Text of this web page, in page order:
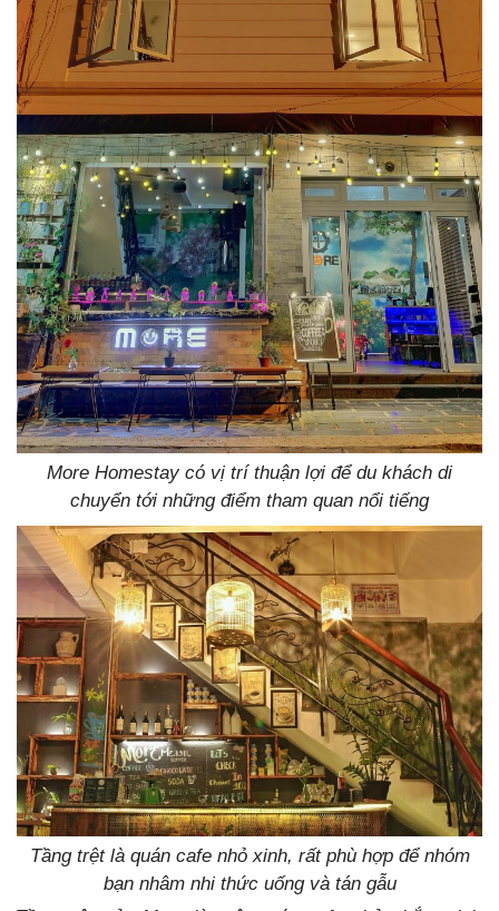
More Homestay có vị trí thuận lợi để du khách di
chuyển tới những điểm tham quan nổi tiếng
Tầng trệt là quán cafe nhỏ xinh, rất phù hợp để nhóm
bạn nhâm nhi thức uống và tán gẫu